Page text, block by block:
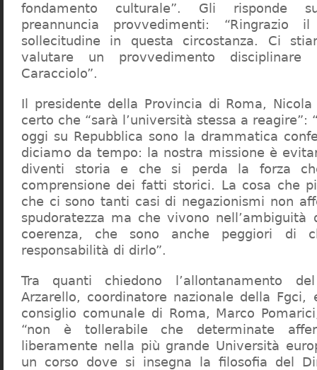
fondamento culturale”. Gli risponde
preannuncia provvedimenti:
sollecitudine in questa circostanza. Ci
valutare un provvedimento
Caracciolo”.
Il presidente della Provincia di Roma,
certo che “sarà l’università stessa a reagire”:
oggi su Repubblica sono la drammatica
diciamo da tempo: la nostra missione è
diventi storia e che si perda la forza
comprensione dei fatti storici. La cosa che
che ci sono tanti casi di negazionismi non
spudoratezza ma che vivono nell’ambiguità
coerenza, che sono anche peggiori di
responsabilità di dirlo”.
Tra quanti chiedono l’allontanamento
Arzarello, coordinatore nazionale della
consiglio comunale di Roma, Marco
“non è tollerabile che determinate
liberamente nella più grande Università
un corso dove si insegna la filosofia del